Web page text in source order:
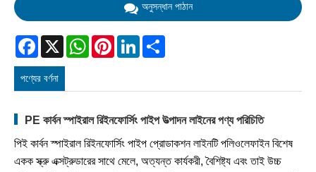
অনুসন্ধান পাঠান
Facebook
X WhatsAppPinterestLinkedIn
পণ্যের বর্ণনা
PE কার্বন স্পাইরাল রিইনফোর্সিং পাইপ উত্পাদন লাইনের পণ্য পরিচিতি
পিই কার্বন স্পাইরাল রিইনফোর্সিং পাইপ প্রোডাকশন লাইনটি পলিওলেফাইন বিশেষ
একক স্ক্রু এক্সট্রুডারের সাথে মেলে, অত্যন্ত কার্যকরী, বৈশিষ্ট্য এবং তাই উচ্চ